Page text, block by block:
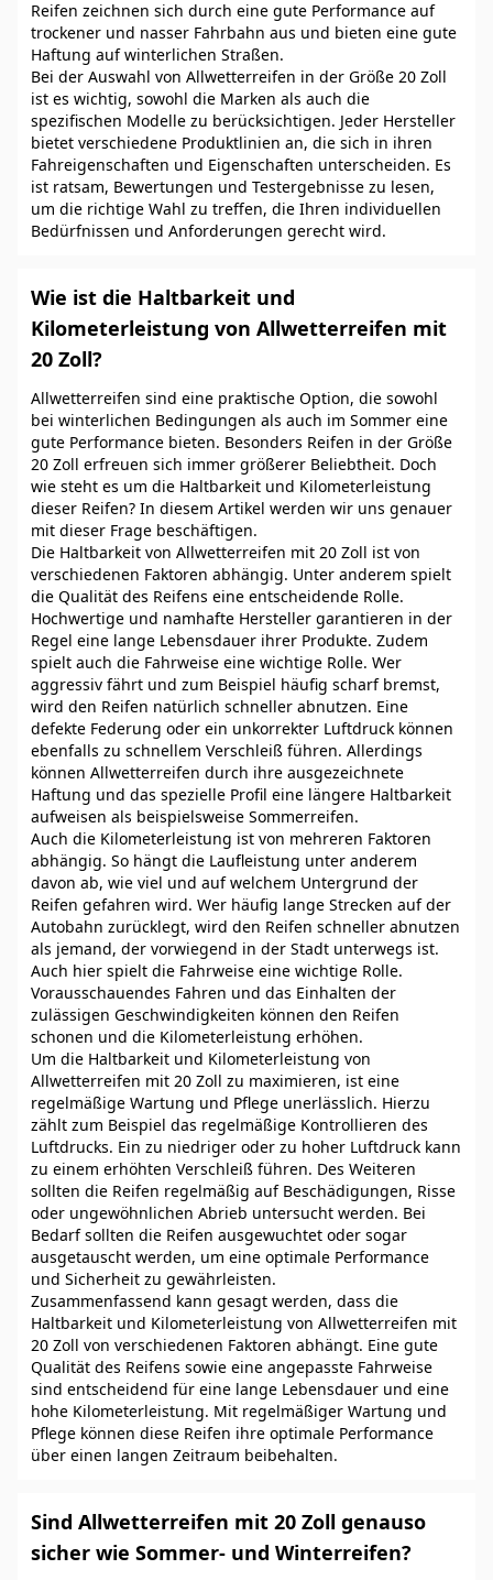
Reifen zeichnen sich durch eine gute Performance auf
trockener und nasser Fahrbahn aus und bieten eine gute
Haftung auf winterlichen Straßen.
Bei der Auswahl von Allwetterreifen in der Größe 20 Zoll
ist es wichtig, sowohl die Marken als auch die
spezifischen Modelle zu berücksichtigen. Jeder Hersteller
bietet verschiedene Produktlinien an, die sich in ihren
Fahreigenschaften und Eigenschaften unterscheiden. Es
ist ratsam, Bewertungen und Testergebnisse zu lesen,
um die richtige Wahl zu treffen, die Ihren individuellen
Bedürfnissen und Anforderungen gerecht wird.
Wie ist die Haltbarkeit und
Kilometerleistung von Allwetterreifen mit
20 Zoll?
Allwetterreifen sind eine praktische Option, die sowohl
bei winterlichen Bedingungen als auch im Sommer eine
gute Performance bieten. Besonders Reifen in der Größe
20 Zoll erfreuen sich immer größerer Beliebtheit. Doch
wie steht es um die Haltbarkeit und Kilometerleistung
dieser Reifen? In diesem Artikel werden wir uns genauer
mit dieser Frage beschäftigen.
Die Haltbarkeit von Allwetterreifen mit 20 Zoll ist von
verschiedenen Faktoren abhängig. Unter anderem spielt
die Qualität des Reifens eine entscheidende Rolle.
Hochwertige und namhafte Hersteller garantieren in der
Regel eine lange Lebensdauer ihrer Produkte. Zudem
spielt auch die Fahrweise eine wichtige Rolle. Wer
aggressiv fährt und zum Beispiel häufig scharf bremst,
wird den Reifen natürlich schneller abnutzen. Eine
defekte Federung oder ein unkorrekter Luftdruck können
ebenfalls zu schnellem Verschleiß führen. Allerdings
können Allwetterreifen durch ihre ausgezeichnete
Haftung und das spezielle Profil eine längere Haltbarkeit
aufweisen als beispielsweise Sommerreifen.
Auch die Kilometerleistung ist von mehreren Faktoren
abhängig. So hängt die Laufleistung unter anderem
davon ab, wie viel und auf welchem Untergrund der
Reifen gefahren wird. Wer häufig lange Strecken auf der
Autobahn zurücklegt, wird den Reifen schneller abnutzen
als jemand, der vorwiegend in der Stadt unterwegs ist.
Auch hier spielt die Fahrweise eine wichtige Rolle.
Vorausschauendes Fahren und das Einhalten der
zulässigen Geschwindigkeiten können den Reifen
schonen und die Kilometerleistung erhöhen.
Um die Haltbarkeit und Kilometerleistung von
Allwetterreifen mit 20 Zoll zu maximieren, ist eine
regelmäßige Wartung und Pflege unerlässlich. Hierzu
zählt zum Beispiel das regelmäßige Kontrollieren des
Luftdrucks. Ein zu niedriger oder zu hoher Luftdruck kann
zu einem erhöhten Verschleiß führen. Des Weiteren
sollten die Reifen regelmäßig auf Beschädigungen, Risse
oder ungewöhnlichen Abrieb untersucht werden. Bei
Bedarf sollten die Reifen ausgewuchtet oder sogar
ausgetauscht werden, um eine optimale Performance
und Sicherheit zu gewährleisten.
Zusammenfassend kann gesagt werden, dass die
Haltbarkeit und Kilometerleistung von Allwetterreifen mit
20 Zoll von verschiedenen Faktoren abhängt. Eine gute
Qualität des Reifens sowie eine angepasste Fahrweise
sind entscheidend für eine lange Lebensdauer und eine
hohe Kilometerleistung. Mit regelmäßiger Wartung und
Pflege können diese Reifen ihre optimale Performance
über einen langen Zeitraum beibehalten.
Sind Allwetterreifen mit 20 Zoll genauso
sicher wie Sommer- und Winterreifen?